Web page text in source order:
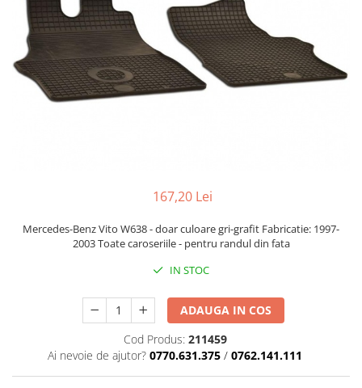
Pachete Audio
Accesorii Sisteme Audio
Conectica
Cupla carkit
Cupla radio aftermarket
Car Audio
Amplificatoare
Conectori Difuzoare
Difuzoare, boxe auto coaxiale
Difuzoare-Sisteme / Componente
Insonorizant Auto
167,20 Lei
Mercedes-Benz Vito W638 - doar culoare gri-grafit Fabricatie: 1997-
2003 Toate caroseriile - pentru randul din fata
IN STOC
ADAUGA IN COS
Cod Produs: 211459
Ai nevoie de ajutor? 0770.631.375 / 0762.141.111